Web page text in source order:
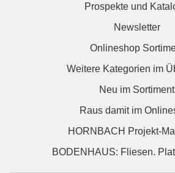
Prospekte und
Newsletter
Onlineshop
Weitere Kategorien im
Neu im Sortiment
Raus damit im
HORNBACH Projekt-
BODENHAUS: Fliesen.